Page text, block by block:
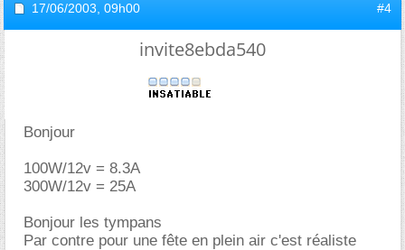
17/06/2003, 09h00 #4
invite8ebda540
Bonjour
100W/12v = 8.3A
300W/12v = 25A
Bonjour les tympans
Par contre pour une fête en plein air c'est réaliste